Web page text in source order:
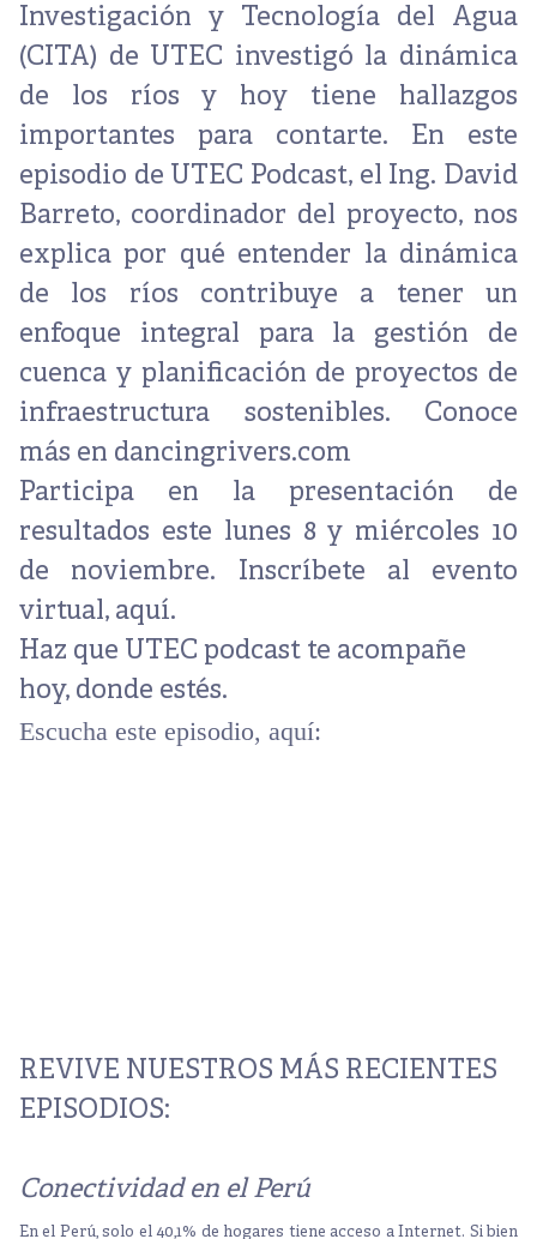
Investigación y Tecnología del Agua
(CITA) de UTEC investigó la dinámica
de los ríos y hoy tiene hallazgos
importantes para contarte. En este
episodio de UTEC Podcast, el Ing. David
Barreto, coordinador del proyecto, nos
explica por qué entender la dinámica
de los ríos contribuye a tener un
enfoque integral para la gestión de
cuenca y planificación de proyectos de
infraestructura sostenibles. Conoce
más en dancingrivers.com
Participa en la presentación de
resultados este lunes 8 y miércoles 10
de noviembre. Inscríbete al evento
virtual, aquí.
Haz que UTEC podcast te acompañe
hoy, donde estés.
Escucha este episodio, aquí:
REVIVE NUESTROS MÁS RECIENTES
EPISODIOS:
Conectividad en el Perú
En el Perú, solo el 40,1% de hogares tiene acceso a Internet. Si bien